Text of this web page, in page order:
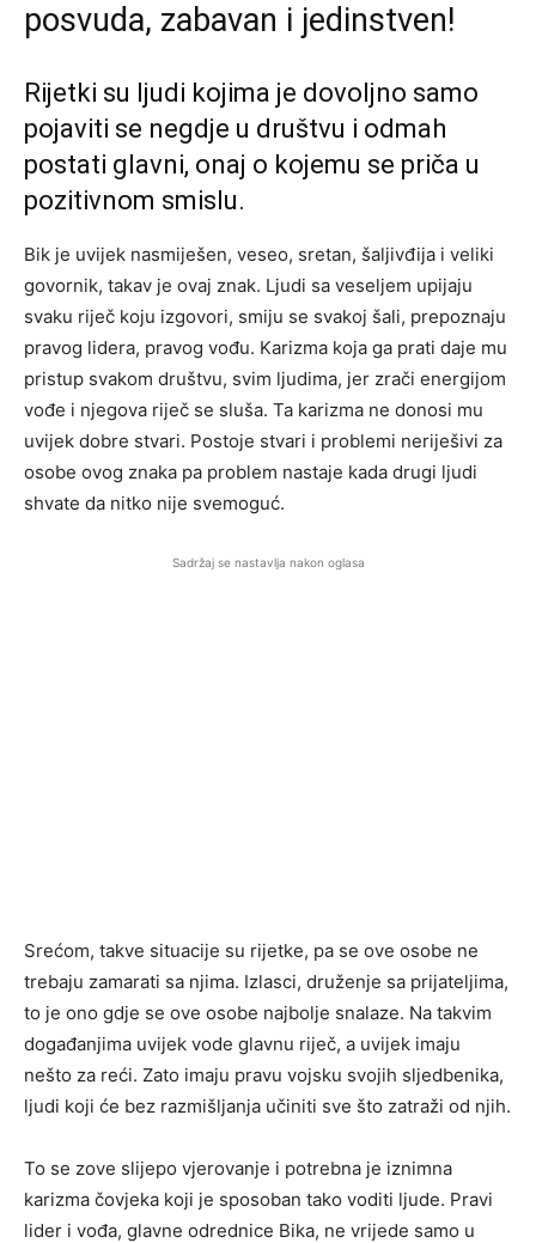
posvuda, zabavan i jedinstven!
Rijetki su ljudi kojima je dovoljno samo
pojaviti se negdje u društvu i odmah
postati glavni, onaj o kojemu se priča u
pozitivnom smislu.
Bik je uvijek nasmiješen, veseo, sretan, šaljivđija i veliki
govornik, takav je ovaj znak. Ljudi sa veseljem upijaju
svaku riječ koju izgovori, smiju se svakoj šali, prepoznaju
pravog lidera, pravog vođu. Karizma koja ga prati daje mu
pristup svakom društvu, svim ljudima, jer zrači energijom
vođe i njegova riječ se sluša. Ta karizma ne donosi mu
uvijek dobre stvari. Postoje stvari i problemi neriješivi za
osobe ovog znaka pa problem nastaje kada drugi ljudi
shvate da nitko nije svemoguć.
Sadržaj se nastavlja nakon oglasa
Srećom, takve situacije su rijetke, pa se ove osobe ne
trebaju zamarati sa njima. Izlasci, druženje sa prijateljima,
to je ono gdje se ove osobe najbolje snalaze. Na takvim
događanjima uvijek vode glavnu riječ, a uvijek imaju
nešto za reći. Zato imaju pravu vojsku svojih sljedbenika,
ljudi koji će bez razmišljanja učiniti sve što zatraži od njih.
To se zove slijepo vjerovanje i potrebna je iznimna
karizma čovjeka koji je sposoban tako voditi ljude. Pravi
lider i vođa, glavne odrednice Bika, ne vrijede samo u